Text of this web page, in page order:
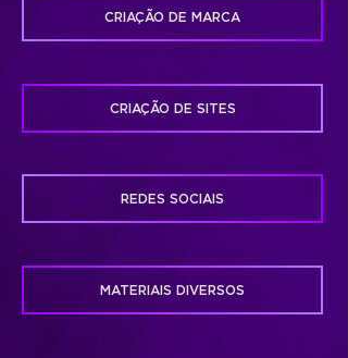
CRIAÇÃO DE MARCA
CRIAÇÃO DE SITES
REDES SOCIAIS
MATERIAIS DIVERSOS